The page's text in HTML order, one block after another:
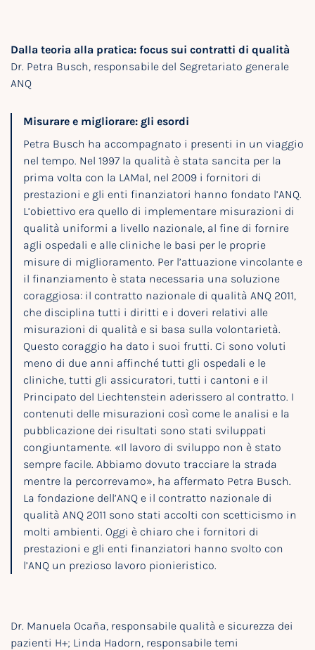
Dalla teoria alla pratica: focus sui contratti di qualità
Dr. Petra Busch, responsabile del Segretariato generale
ANQ
Misurare e migliorare: gli esordi
Petra Busch ha accompagnato i presenti in un viaggio
nel tempo. Nel 1997 la qualità è stata sancita per la
prima volta con la LAMal, nel 2009 i fornitori di
prestazioni e gli enti finanziatori hanno fondato l’ANQ.
L’obiettivo era quello di implementare misurazioni di
qualità uniformi a livello nazionale, al fine di fornire
agli ospedali e alle cliniche le basi per le proprie
misure di miglioramento. Per l’attuazione vincolante e
il finanziamento è stata necessaria una soluzione
coraggiosa: il contratto nazionale di qualità ANQ 2011,
che disciplina tutti i diritti e i doveri relativi alle
misurazioni di qualità e si basa sulla volontarietà.
Questo coraggio ha dato i suoi frutti. Ci sono voluti
meno di due anni affinché tutti gli ospedali e le
cliniche, tutti gli assicuratori, tutti i cantoni e il
Principato del Liechtenstein aderissero al contratto. I
contenuti delle misurazioni così come le analisi e la
pubblicazione dei risultati sono stati sviluppati
congiuntamente. «Il lavoro di sviluppo non è stato
sempre facile. Abbiamo dovuto tracciare la strada
mentre la percorrevamo», ha affermato Petra Busch.
La fondazione dell’ANQ e il contratto nazionale di
qualità ANQ 2011 sono stati accolti con scetticismo in
molti ambienti. Oggi è chiaro che i fornitori di
prestazioni e gli enti finanziatori hanno svolto con
l’ANQ un prezioso lavoro pionieristico.
Dr. Manuela Ocaña, responsabile qualità e sicurezza dei
pazienti H+; Linda Hadorn, responsabile temi